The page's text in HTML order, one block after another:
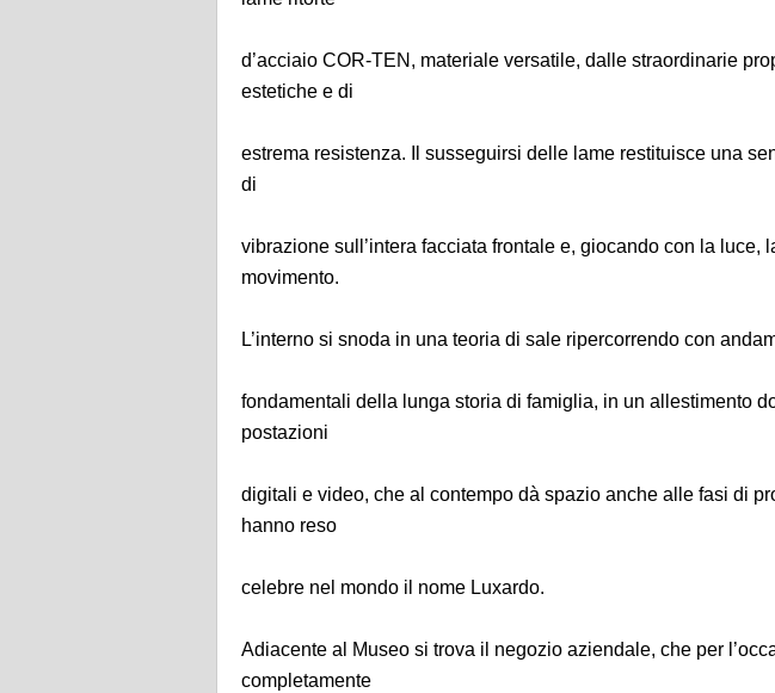
d’acciaio COR-TEN, materiale versatile, dalle straordinarie
estetiche e di
estrema resistenza. Il susseguirsi delle lame restituisce una
di
vibrazione sull’intera facciata frontale e, giocando con la luce,
movimento.
L’interno si snoda in una teoria di sale ripercorrendo con
fondamentali della lunga storia di famiglia, in un allestimento
postazioni
digitali e video, che al contempo dà spazio anche alle fasi di
hanno reso
celebre nel mondo il nome Luxardo.
Adiacente al Museo si trova il negozio aziendale, che per
completamente